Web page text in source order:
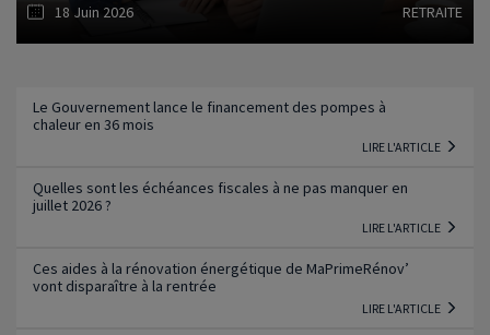
18 Juin 2026 RETRAITE
Le Gouvernement lance le financement des pompes à
chaleur en 36 mois
LIRE L'ARTICLE
Quelles sont les échéances fiscales à ne pas manquer en
juillet 2026 ?
LIRE L'ARTICLE
Ces aides à la rénovation énergétique de MaPrimeRénov’
vont disparaître à la rentrée
LIRE L'ARTICLE